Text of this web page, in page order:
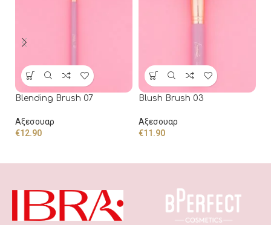
Blending Brush 07
Αξεσουαρ
€12.90
Blush Brush 03
Αξεσουαρ
€11.90